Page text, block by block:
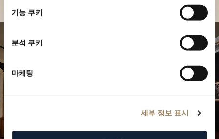
기능 쿠키
분석 쿠키
마케팅
세부 정보 표시